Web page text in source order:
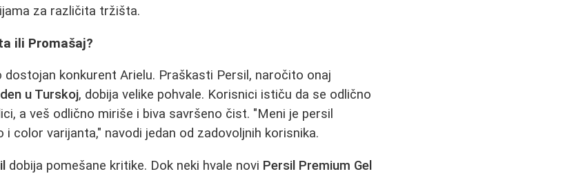
za različita tržišta.
ili Promašaj?
dostojan konkurent Arielu. Praškasti Persil, naročito onaj
u Turskoj, dobija velike pohvale. Korisnici ističu da se odlično
a veš odlično miriše i biva savršeno čist. "Meni je persil
color varijanta," navodi jedan od zadovoljnih korisnika.
dobija pomešane kritike. Dok neki hvale novi Persil Premium Gel